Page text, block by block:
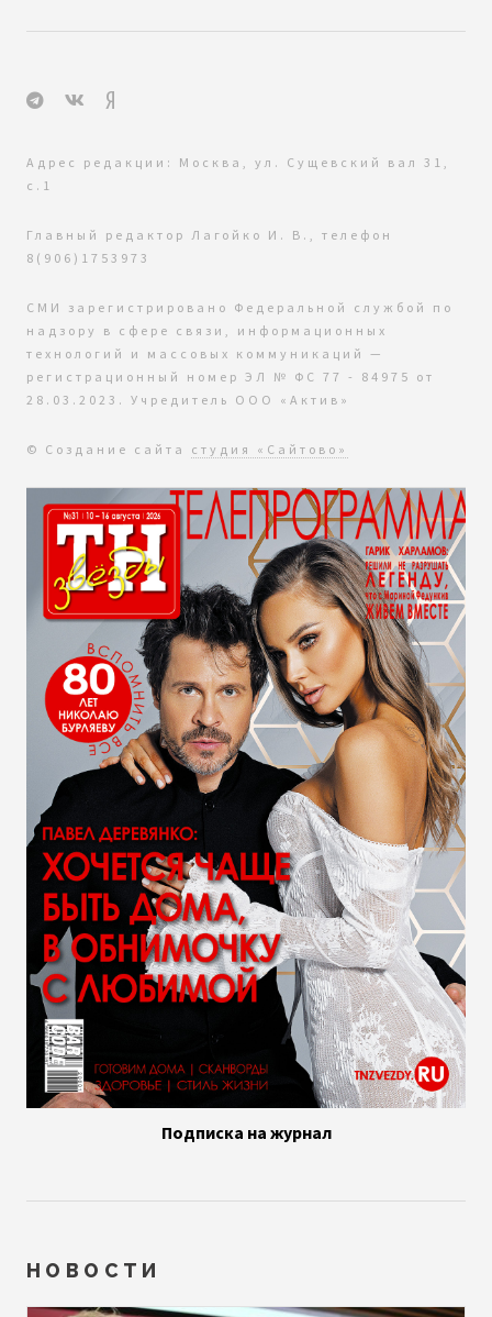
Адрес редакции: Москва, ул. Сущевский вал 31,
с.1
Главный редактор Лагойко И. В., телефон
8(906)1753973
СМИ зарегистрировано Федеральной службой по
надзору в сфере связи, информационных
технологий и массовых коммуникаций —
регистрационный номер ЭЛ № ФС 77 - 84975 от
28.03.2023. Учредитель ООО «Актив»
© Создание сайта студия «Сайтово»
Подписка на журнал
НОВОСТИ